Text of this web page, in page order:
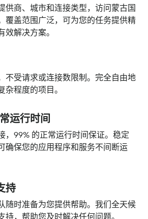
供商、城市和连接类型，访问蒙古国
覆盖范围广泛，可为您的任务提供精
效解决方案。
不受请求或连接数限制。完全自由地
杂程度的项目。
运行时间
，99% 的正常运行时间保证。稳定
确保您的应用程序和服务不间断运
持
随时准备为您提供帮助。我们全天候